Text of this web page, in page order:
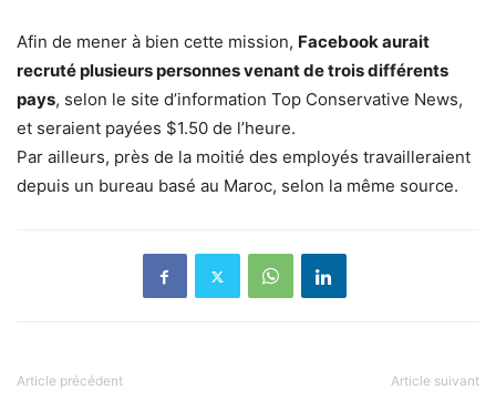
Afin de mener à bien cette mission, Facebook aurait
recruté plusieurs personnes venant de trois différents
pays, selon le site d’information Top Conservative News,
et seraient payées $1.50 de l’heure.
Par ailleurs, près de la moitié des employés travailleraient
depuis un bureau basé au Maroc, selon la même source.
Article précédent Article suivant